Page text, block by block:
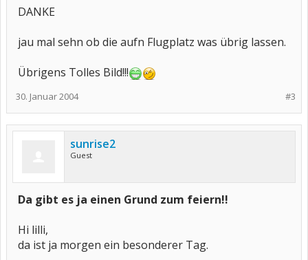
DANKE
jau mal sehn ob die aufn Flugplatz was übrig lassen.
Übrigens Tolles Bild!!!
#3
30. Januar 2004
sunrise2
Guest
Da gibt es ja einen Grund zum feiern!!
Hi lilli,
da ist ja morgen ein besonderer Tag.